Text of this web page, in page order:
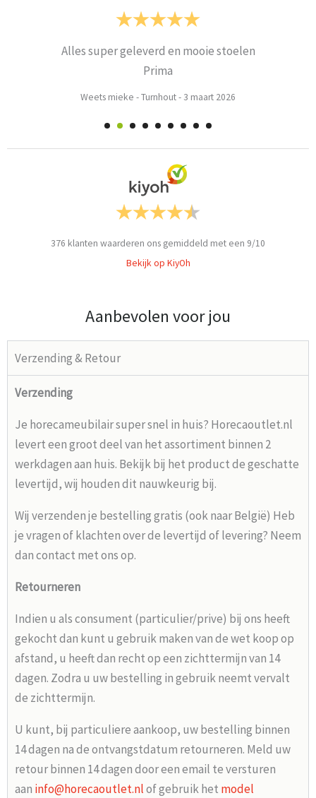
Alles super geleverd en mooie stoelen
Prima
Weets mieke -Turnhout- 3 maart 2026
376 klanten waarderen ons gemiddeld met een 9/10
Bekijk op KiyOh
Aanbevolen voor jou
Verzending & Retour
Verzending
Je horecameubilair super snel in huis? Horecaoutlet.nl
levert een groot deel van het assortiment binnen 2
werkdagen aan huis. Bekijk bij het product de geschatte
levertijd, wij houden dit nauwkeurig bij.
Wij verzenden je bestelling gratis (ook naar België) Heb
je vragen of klachten over de levertijd of levering? Neem
dan contact met ons op.
Retourneren
Indien u als consument (particulier/prive) bij ons heeft
gekocht dan kunt u gebruik maken van de wet koop op
afstand, u heeft dan recht op een zichttermijn van 14
dagen. Zodra u uw bestelling in gebruik neemt vervalt
de zichttermijn.
U kunt, bij particuliere aankoop, uw bestelling binnen
14 dagen na de ontvangstdatum retourneren. Meld uw
retour binnen 14 dagen door een email te versturen
aan info@horecaoutlet.nlof gebruik het model